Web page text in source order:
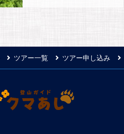
ツアー一覧 ツアー申し込み